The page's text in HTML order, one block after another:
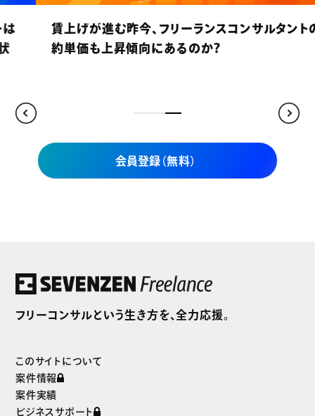
賃上げが進む昨今、フリーランスコンサルタントの契
約単価も上昇傾向にあるのか？
会員登録（無料）
セブンゼンフリーランスだけの
独自案件をご紹介
フリーコンサルという生き方を、全力応援。
このサイトについて
案件情報
案件実績
ビジネスサポート